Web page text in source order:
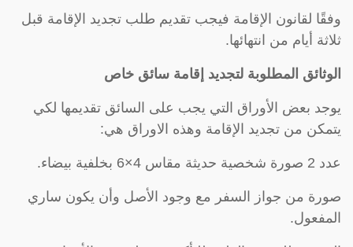
وفقًا لقانون الإقامة فيجب تقديم طلب تجديد الإقامة قبل
ثلاثة أيام من انتهائها.
الوثائق المطلوبة لتجديد إقامة سائق خاص
يوجد بعض الأوراق التي يجب على السائق تقديمها لكي
يتمكن من تجديد الإقامة وهذه الاوراق هي:
عدد 2 صورة شخصية حديثة مقاس 4×6 بخلفية بيضاء.
صورة من جواز السفر مع وجود الأصل وأن يكون ساري
المفعول.